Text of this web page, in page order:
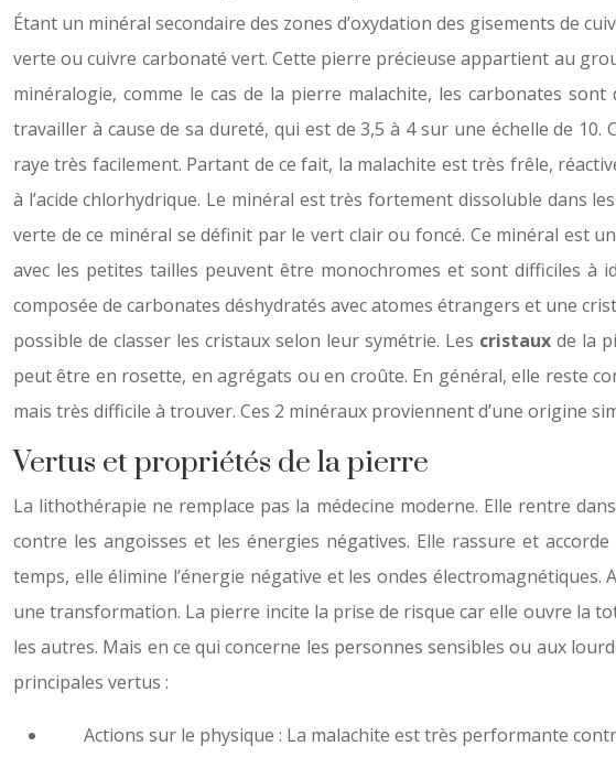
Étant un minéral secondaire des zones d’oxydation des gisements de
verte ou cuivre carbonaté vert. Cette pierre précieuse appartient au
minéralogie, comme le cas de la pierre malachite, les carbonates
travailler à cause de sa dureté, qui est de 3,5 à 4 sur une échelle de
raye très facilement. Partant de ce fait, la malachite est très frêle,
à l’acide chlorhydrique. Le minéral est très fortement dissoluble dans
verte de ce minéral se définit par le vert clair ou foncé. Ce minéral est
avec les petites tailles peuvent être monochromes et sont difficiles à
composée de carbonates déshydratés avec atomes étrangers et une
possible de classer les cristaux selon leur symétrie. Les cristauxde la
peut être en rosette, en agrégats ou en croûte. En général, elle reste
mais très difficile à trouver. Ces 2 minéraux proviennent d’une origine
Vertus et propriétés de la pierre
La lithothérapie ne remplace pas la médecine moderne. Elle rentre
contre les angoisses et les énergies négatives. Elle rassure et
temps, elle élimine l’énergie négative et les ondes
une transformation. La pierre incite la prise de risque car elle ouvre la
les autres. Mais en ce qui concerne les personnes sensibles ou aux
principales vertus :
Actions sur le physique : La malachite est très performante